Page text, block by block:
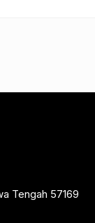
Tengah 57169